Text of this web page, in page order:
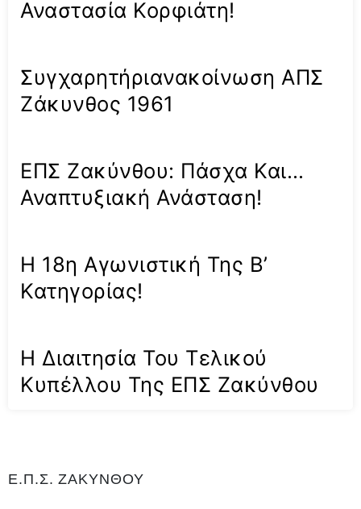
Αναστασία Κορφιάτη!
Συγχαρητήριανακοίνωση ΑΠΣ
Ζάκυνθος 1961
ΕΠΣ Ζακύνθου: Πάσχα Και…
Αναπτυξιακή Ανάσταση!
Η 18η Αγωνιστική Της Β’
Κατηγορίας!
Η Διαιτησία Του Τελικού
Κυπέλλου Της ΕΠΣ Ζακύνθου
Ε.Π.Σ. ΖΑΚΥΝΘΟΥ